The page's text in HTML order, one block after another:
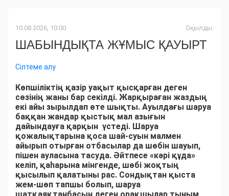
10.08.2026, 10:00 Оқылды:
ШАБЫНДЫҚТА ЖҰМЫС ҚАУЫРТ
Сілтеме алу
Көпшіліктің қазір уақыт қысқарған деген
сөзінің жаны бар секілді. Жарқыраған жаздың
екі айы зырылдап өте шықты. Ауылдағы шаруа
баққан жандар қыстық мал азығын
дайындауға қарқын үстеді. Шаруа
қожалықтарына қоса шай-суын малмен
айырып отырған отбасылар да шөбін шауып,
пішен ауласына тасуда. Әйтпесе «кәрі құда»
келіп, қаһарына мінгенде, шөбі жоқтың
қысылып қалатыны рас. Сондықтан қыста
жем-шөп тапшы болып, шаруа